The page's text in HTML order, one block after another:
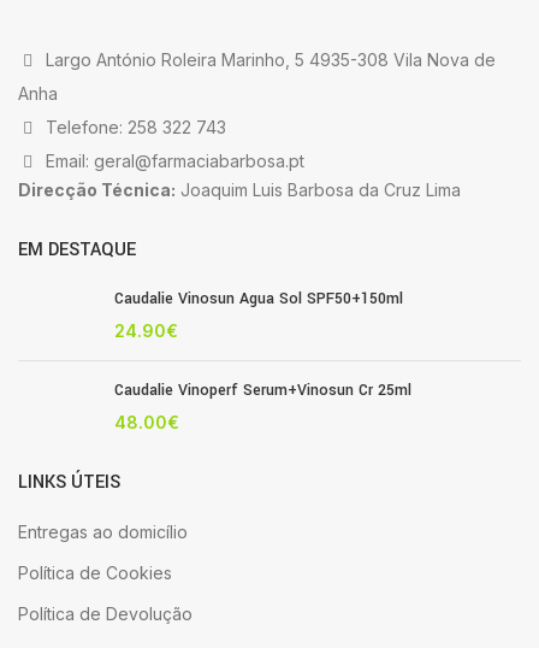
Largo António Roleira Marinho, 5 4935-308 Vila Nova de
Anha
Telefone: 258 322 743
Email: geral@farmaciabarbosa.pt
Direcção Técnica: Joaquim Luis Barbosa da Cruz Lima
EM DESTAQUE
Caudalie Vinosun Agua Sol SPF50+150ml
24.90€
Caudalie Vinoperf Serum+Vinosun Cr 25ml
48.00€
LINKS ÚTEIS
Entregas ao domicílio
Política de Cookies
Política de Devolução